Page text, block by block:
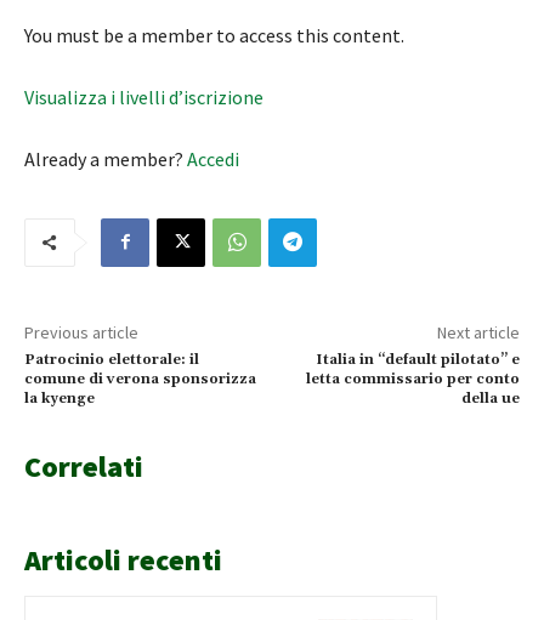
You must be a member to access this content.
Visualizza i livelli d’iscrizione
Already a member? Accedi
Previous article
Patrocinio elettorale: il
comune di verona sponsorizza
la kyenge
Next article
Italia in “default pilotato” e
letta commissario per conto
della ue
Correlati
Articoli recenti